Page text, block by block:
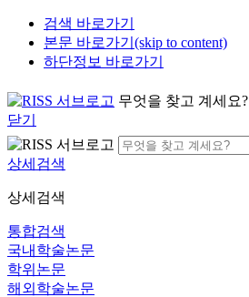
검색 바로가기
본문 바로가기(skip to content)
하단정보 바로가기
무엇을 찾고 계세요?
닫기
상세검색
상세검색
통합검색
국내학술논문
학위논문
해외학술논문